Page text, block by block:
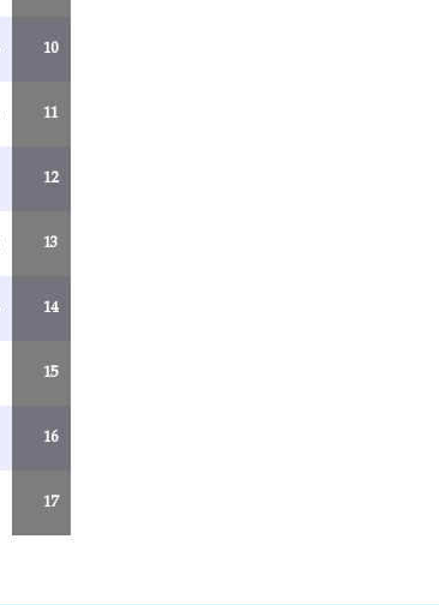
10
11
12
13
14
15
16
17